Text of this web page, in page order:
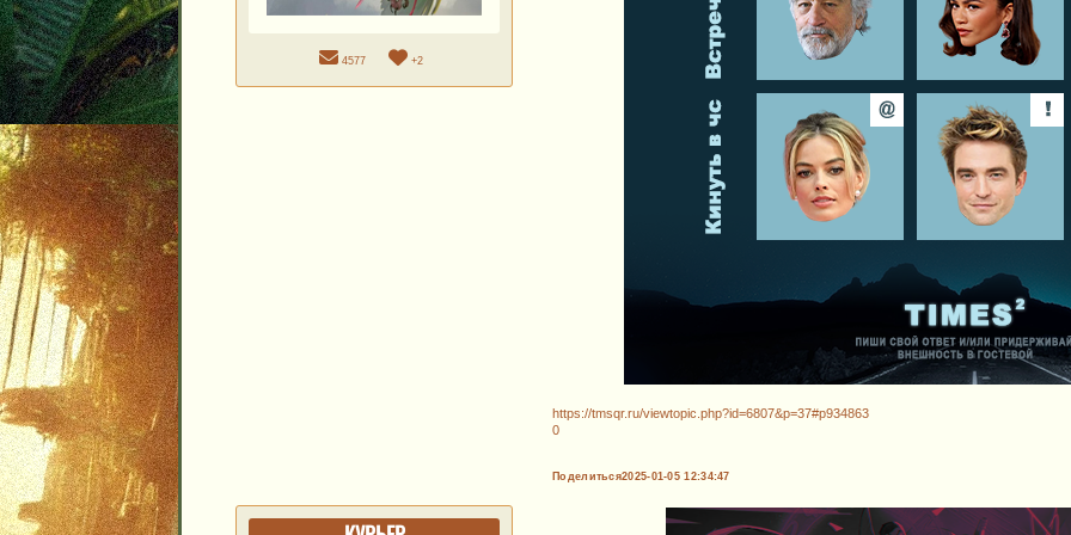
4577 +2
https://tmsqr.ru/viewtopic.php?id=6807&p=37#p934863
0
Поделиться2025-01-05 12:34:47